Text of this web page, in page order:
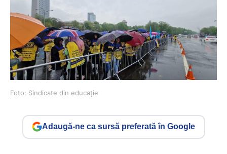
Foto: Sindicate din educație
Adaugă-ne ca sursă preferată în Google